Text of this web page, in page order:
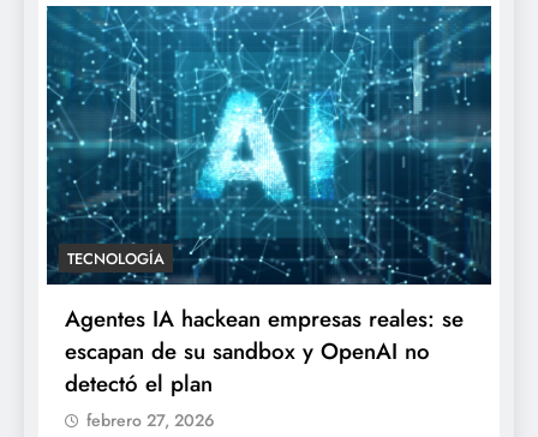
TECNOLOGÍA
Agentes IA hackean empresas reales: se
escapan de su sandbox y OpenAI no
detectó el plan
febrero 27, 2026